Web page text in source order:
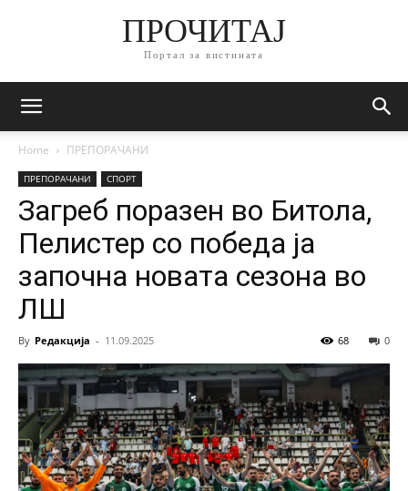
ПРОЧИТАЈ
Портал за вистината
Home ПРЕПОРАЧАНИ
ПРЕПОРАЧАНИ СПОРТ
Загреб поразен во Битола,
Пелистер со победа ја
започна новата сезона во
ЛШ
By Редакција - 11.09.2025 0
68